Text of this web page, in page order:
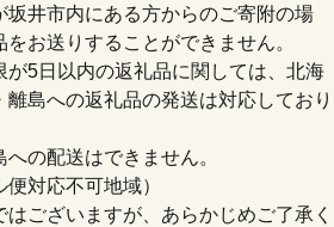
井市内にある方からのご寄附の場
をお送りすることができません。
5日以内の返礼品に関しては、北海
離島への返礼品の発送は対応しており
の配送はできません。
対応不可地域）
はございますが、あらかじめご了承く